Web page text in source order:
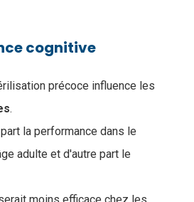
cognitive
précoce influence les
.
la performance dans le
adulte et d'autre part le